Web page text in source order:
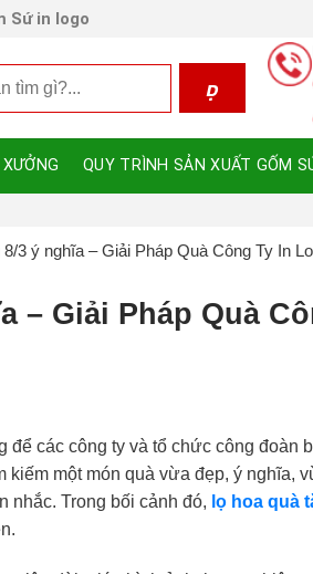
Sứ in logo
QUY TRÌNH SẢN XUẤT GỐM
3 ý nghĩa – Giải Pháp Quà Công Ty In
– Giải Pháp Quà
để các công ty và tổ chức công đoàn
một món quà vừa đẹp, ý nghĩa,
nhắc. Trong bối cảnh đó, lọ hoa quà